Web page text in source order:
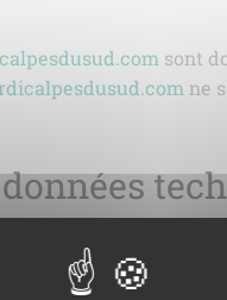
sont
ne
liés à
un navigateur de